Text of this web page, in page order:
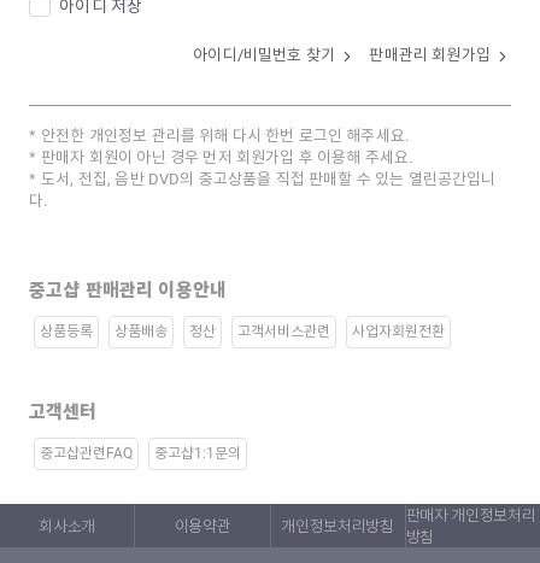
아이디 저장
아이디/비밀번호 찾기 판매관리 회원가입
안전한 개인정보 관리를 위해 다시 한번 로그인 해주세요.
판매자 회원이 아닌 경우 먼저 회원가입 후 이용해 주세요.
도서, 전집, 음반 DVD의 중고상품을 직접 판매할 수 있는 열린공간입니
다.
중고샵 판매관리 이용안내
상품등록 상품배송 정산 고객서비스관련 사업자회원전환
고객센터
중고샵관련FAQ 중고샵1:1문의
회사소개 이용약관 개인정보처리방침
판매자 개인정보처리
방침